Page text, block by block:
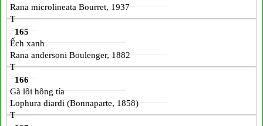
Rana microlineata Bourret, 1937
T
165
Ếch xanh
Rana andersoni Boulenger, 1882
T
166
Gà lôi hông tía
Lophura diardi (Bonnaparte, 1858)
T